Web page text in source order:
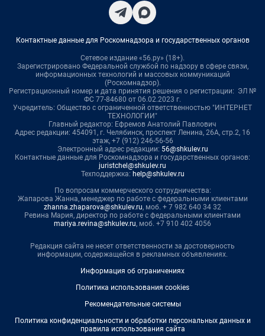
Контактные данные для Роскомнадзора и государственных органов
Сетевое издание «56.ру» (18+).
Зарегистрировано Федеральной службой по надзору в сфере связи,
информационных технологий и массовых коммуникаций
(Роскомнадзор).
Регистрационный номер и дата принятия решения о регистрации: ЭЛ №
ФС 77-84680 от 06.02.2023 г.
Учредитель: Общество с ограниченной ответственностью "ИНТЕРНЕТ
ТЕХНОЛОГИИ"
Главный редактор: Ефремов Анатолий Павлович
Адрес редакции: 454091, г. Челябинск, проспект Ленина, 26А, стр.2, 16
этаж, +7 (912) 246-56-56
Электронный адрес редакции: 56@shkulev.ru
Контактные данные для Роскомнадзора и государственных органов:
juristchel@shkulev.ru
Техподдержка: help@shkulev.ru
По вопросам коммерческого сотрудничества:
Жапарова Жанна, менеджер по работе с федеральными клиентами
zhanna.zhaparova@shkulev.ru, моб. + 7 982 640 34 32
Ревина Мария, директор по работе с федеральными клиентами
mariya.revina@shkulev.ru, моб. +7 910 402 4056
Редакция сайта не несет ответственности за достоверность
информации, содержащейся в рекламных объявлениях.
Информация об ограничениях
Политика использования cookies
Рекомендательные системы
Политика конфиденциальности и обработки персональных данных и
правила использования сайта